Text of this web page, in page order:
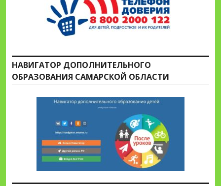
НАВИГАТОР ДОПОЛНИТЕЛЬНОГО
ОБРАЗОВАНИЯ САМАРСКОЙ ОБЛАСТИ